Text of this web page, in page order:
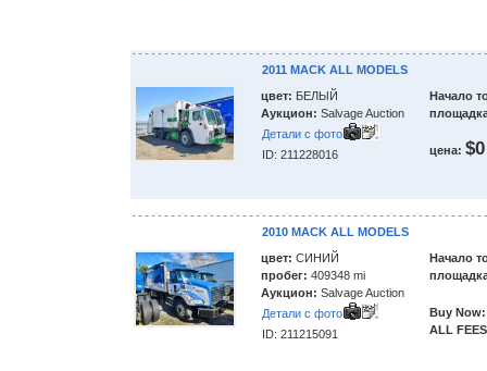
2011 MACK ALL MODELS
цвет: БЕЛЫЙ
Аукцион: Salvage Auction
Детали с фото
ID: 211228016
Начало
цена: $0
2010 MACK ALL MODELS
цвет: СИНИЙ
пробег: 409348 mi
Аукцион: Salvage Auction
Детали с фото
ID: 211215091
Начало
Buy Now:
ALL